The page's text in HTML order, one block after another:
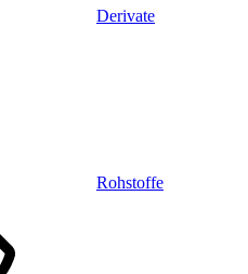
Derivate
Rohstoffe